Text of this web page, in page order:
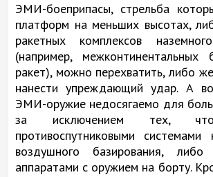
ЭМИ-боеприпасы, стрельба
платформ на меньших высотах,
ракетных комплексов
(например, межконтинентальных
ракет), можно перехватить, либо
нанести упреждающий удар. А
ЭМИ-оружие недосягаемо для
за исключением тех,
противоспутниковыми системами
воздушного базирования, либо
аппаратами с оружием на борту.